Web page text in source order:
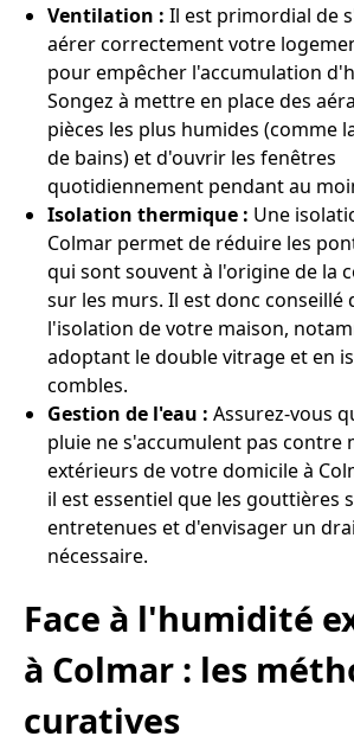
Ventilation : Il est primordial de
aérer correctement votre
pour empêcher l'accumulation
Songez à mettre en place des
pièces les plus humides (comme
de bains) et d'ouvrir les fenêtres
quotidiennement pendant au
Isolation thermique : Une
Colmar permet de réduire les
qui sont souvent à l'origine de la
sur les murs. Il est donc conseillé
l'isolation de votre maison,
adoptant le double vitrage et en
combles.
Gestion de l'eau : Assurez-vous
pluie ne s'accumulent pas contre
extérieurs de votre domicile à
il est essentiel que les gouttières
entretenues et d'envisager un
nécessaire.
Face à l'humidité
à Colmar : les
curatives